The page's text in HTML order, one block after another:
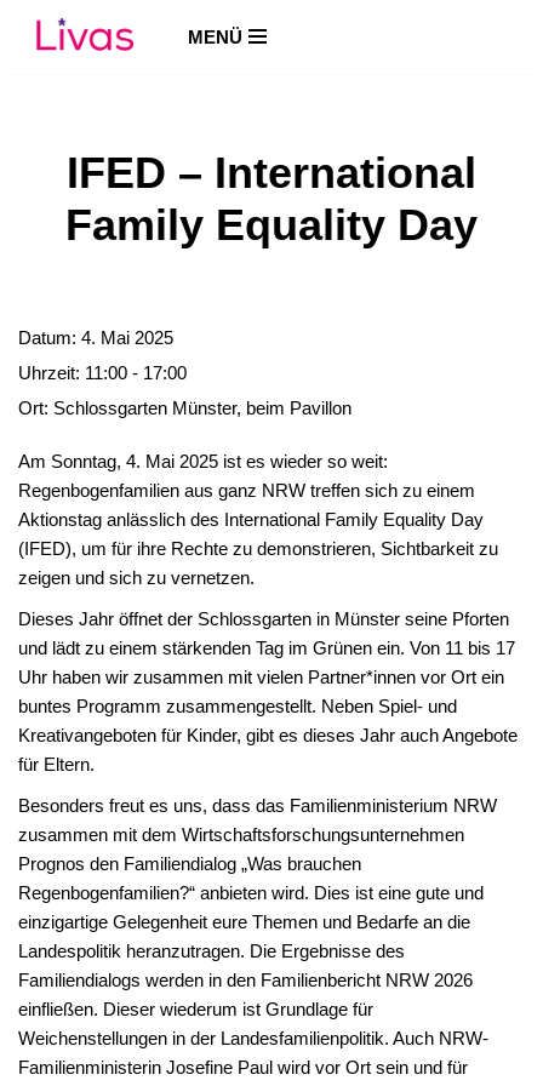
MENÜ
IFED – International
Family Equality Day
Datum: 4. Mai 2025
Uhrzeit: 11:00 - 17:00
Ort: Schlossgarten Münster, beim Pavillon
Am Sonntag, 4. Mai 2025 ist es wieder so weit:
Regenbogenfamilien aus ganz NRW treffen sich zu einem
Aktionstag anlässlich des International Family Equality Day
(IFED), um für ihre Rechte zu demonstrieren, Sichtbarkeit zu
zeigen und sich zu vernetzen.
Dieses Jahr öffnet der Schlossgarten in Münster seine Pforten
und lädt zu einem stärkenden Tag im Grünen ein. Von 11 bis 17
Uhr haben wir zusammen mit vielen Partner*innen vor Ort ein
buntes Programm zusammengestellt. Neben Spiel- und
Kreativangeboten für Kinder, gibt es dieses Jahr auch Angebote
für Eltern.
Besonders freut es uns, dass das Familienministerium NRW
zusammen mit dem Wirtschaftsforschungsunternehmen
Prognos den Familiendialog „Was brauchen
Regenbogenfamilien?“ anbieten wird. Dies ist eine gute und
einzigartige Gelegenheit eure Themen und Bedarfe an die
Landespolitik heranzutragen. Die Ergebnisse des
Familiendialogs werden in den Familienbericht NRW 2026
einfließen. Dieser wiederum ist Grundlage für
Weichenstellungen in der Landesfamilienpolitik. Auch NRW-
Familienministerin Josefine Paul wird vor Ort sein und für